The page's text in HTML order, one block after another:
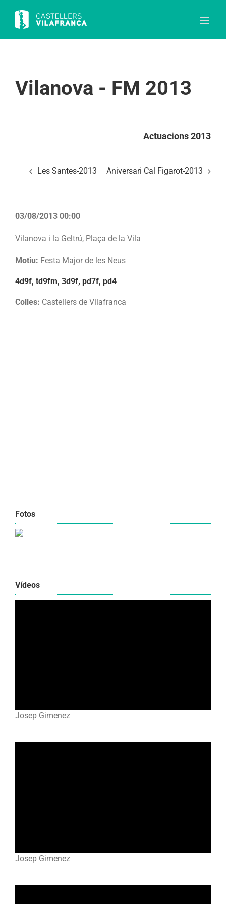
content
Vilanova - FM 2013
Actuacions 2013
Les Santes-2013 Aniversari Cal Figarot-2013
03/08/2013 00:00
Vilanova i la Geltrú, Plaça de la Vila
Motiu: Festa Major de les Neus
4d9f, td9fm, 3d9f, pd7f, pd4
Colles: Castellers de Vilafranca
Fotos
Vídeos
Josep Gimenez
Josep Gimenez